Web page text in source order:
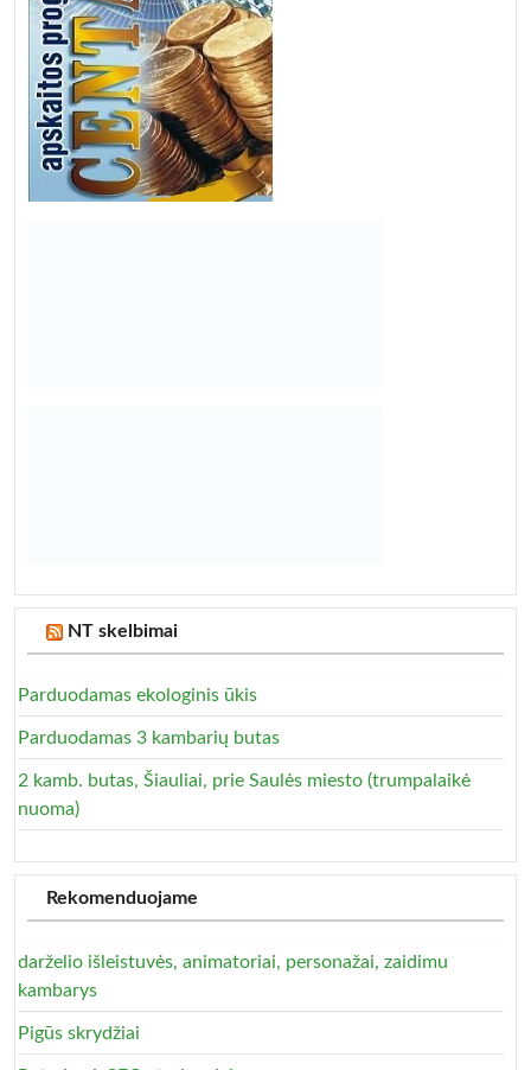
NT skelbimai
Parduodamas ekologinis ūkis
Parduodamas 3 kambarių butas
2 kamb. butas, Šiauliai, prie Saulės miesto (trumpalaikė
nuoma)
Rekomenduojame
darželio išleistuvės, animatoriai, personažai, zaidimu
kambarys
Pigūs skrydžiai